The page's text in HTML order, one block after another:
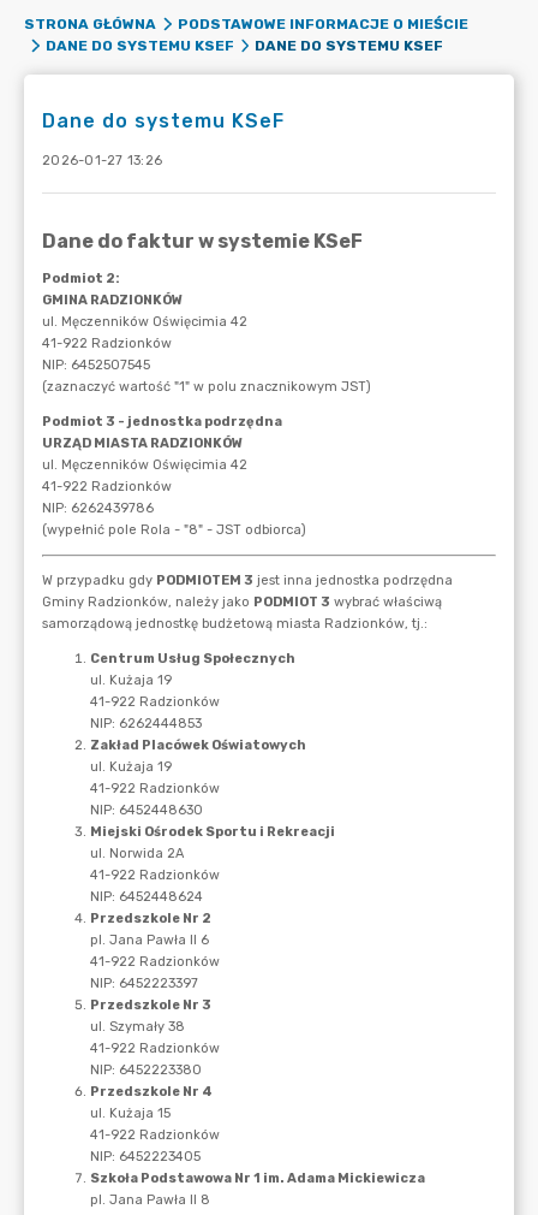
STRONA GŁÓWNA
PODSTAWOWE INFORMACJE O MIEŚCIE
DANE DO SYSTEMU KSEF
DANE DO SYSTEMU KSEF
Dane do systemu KSeF
2026-01-27 13:26